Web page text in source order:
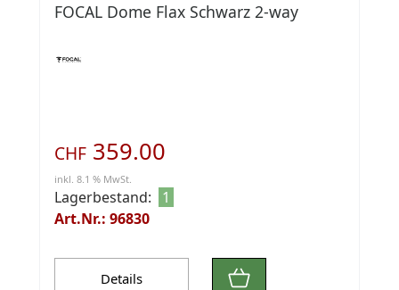
FOCAL Dome Flax Schwarz 2-way
CHF 359.00
inkl. 8.1 % MwSt.
Lagerbestand:
1
Art.Nr.: 96830
Details